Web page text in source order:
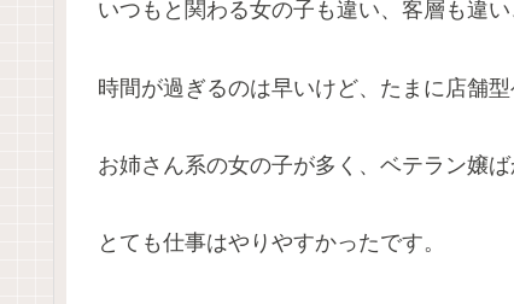
いつもと関わる女の子も違い、客層も違い
時間が過ぎるのは早いけど、たまに店舗
お姉さん系の女の子が多く、ベテラン嬢
とても仕事はやりやすかったです。